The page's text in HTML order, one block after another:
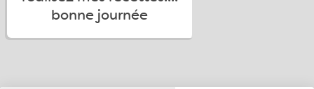
bonne journée